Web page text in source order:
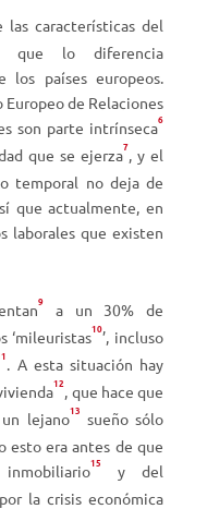
las características del
que lo diferencia
los países europeos.
de Relaciones
son parte intrínseca6
que se ejerza7, y el
temporal no deja de
que actualmente, en
laborales que existen
9
a un 30% de
‘mileuristas10’, incluso
. A esta situación hay
12, que hace que
lejano13 sueño sólo
esto era antes de que
15
y del
la crisis económica